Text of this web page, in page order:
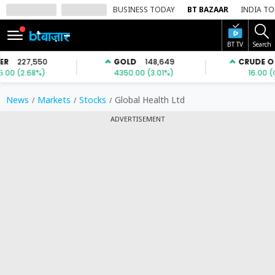
BUSINESS TODAY BT BAZAAR INDIA
BT TV Search
SIGN
Mode
News Markets Stocks Global Health Ltd
ADVERTISEMENT